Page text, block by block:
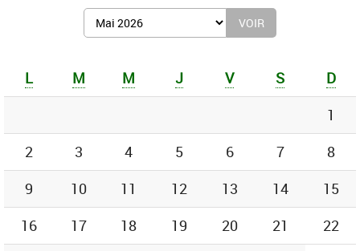
Afficher
le
de
:
L M M J V S
D
1
2
3 4 5 6 7
8
9
10 11 12 13 14
15
16
17 18 19 20 21
22